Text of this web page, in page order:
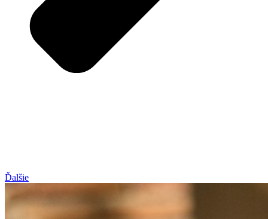
Ďalšie